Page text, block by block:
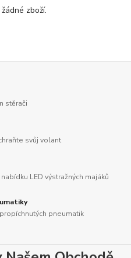
zboží.
stěrači
svůj volant
LED výstražných majáků
pneumatik